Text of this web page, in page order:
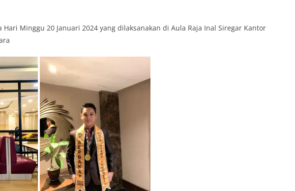
Minggu 20 Januari 2024 yang dilaksanakan di Aula Raja Inal Siregar Kantor